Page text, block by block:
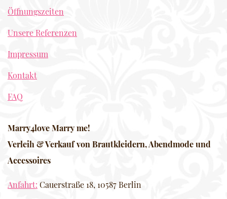
Öffnungszeiten
Unsere Referenzen
Impressum
Kontakt
FAQ
Marry4love Marry me!
Verleih & Verkauf von Brautkleidern, Abendmode und
Accessoires
Anfahrt: Cauerstraße 18, 10587 Berlin